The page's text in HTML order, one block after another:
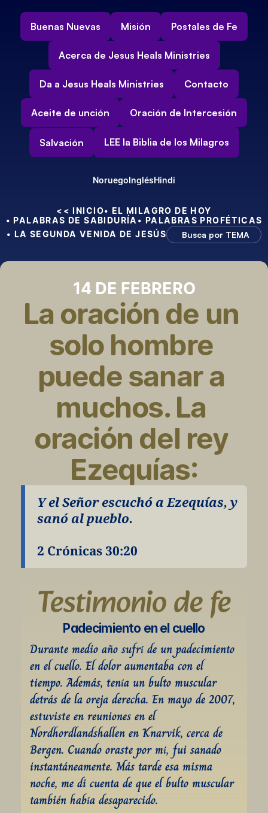
Buenas Nuevas Misión Postales de Fe
Acerca de Jesus Heals Ministries
Da a Jesus Heals Ministries Contacto
Aceite de unción Oración de Intercesión
Salvación LEE la Biblia de los Milagros
NoruegoInglésHindi
<< INICIO• EL MILAGRO DE HOY
• PALABRAS DE SABIDURÍA • PALABRAS PROFÉTICAS
• LA SEGUNDA VENIDA DE JESÚS
Busca por TEMA
14 DE FEBRERO
La oración de un
solo hombre
puede sanar a
muchos. La
oración del rey
Ezequías:
Y el Señor escuchó a Ezequías, y
sanó al pueblo.
2 Crónicas 30:20
Testimonio de fe
Padecimiento en el cuello
Durante medio año sufrí de un padecimiento
en el cuello. El dolor aumentaba con el
tiempo. Además, tenía un bulto muscular
detrás de la oreja derecha. En mayo de 2007,
estuviste en reuniones en el
Nordhordlandshallen en Knarvik, cerca de
Bergen. Cuando oraste por mí, fui sanado
instantáneamente. Más tarde esa misma
noche, me di cuenta de que el bulto muscular
también había desaparecido.